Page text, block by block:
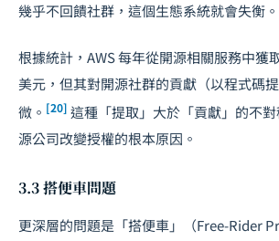
幾乎不回饋社群，這個生態系統就會失衡。
根據統計，AWS 每年從開源相關服務中獲
美元，但其對開源社群的貢獻（以程式碼
微。 [20] 這種「提取」大於「貢獻」的不
源公司改變授權的根本原因。
3.3 搭便車問題
更深層的問題是「搭便車」（Free-Rider